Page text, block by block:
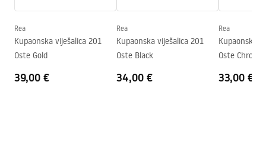
Warranty_Terms_and_Conditions_Accessories_-_24.pdf
Rea
Kupaonska viješalica 201
Oste Gold
39,00 €
Rea
Kupaonska viješalica 201
Oste Black
34,00 €
Rea
Kupaonska
Oste Chrome
33,00 €